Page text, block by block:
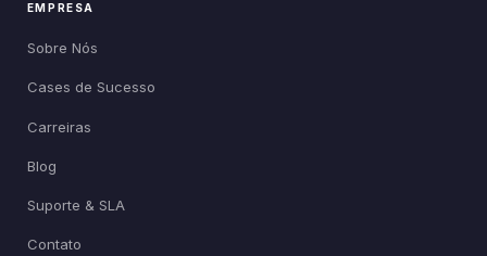
EMPRESA
Sobre Nós
Cases de Sucesso
Carreiras
Blog
Suporte & SLA
Contato